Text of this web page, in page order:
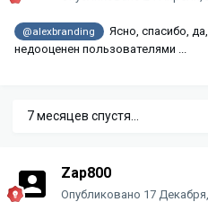
@alexbranding
Ясно, спасибо,
недооценен пользователями ...
7 месяцев спустя...
Zap800
Опубликовано 17